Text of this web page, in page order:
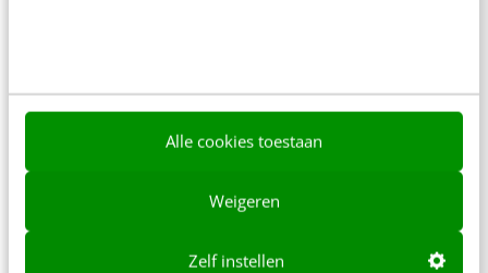
Alle cookies toestaan
Weigeren
Zelf instellen
Contact Redactie
redactie@frankwatching.com